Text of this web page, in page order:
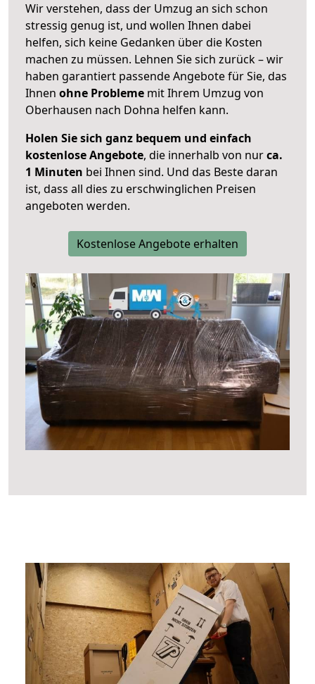
Wir verstehen, dass der Umzug an sich schon
stressig genug ist, und wollen Ihnen dabei
helfen, sich keine Gedanken über die Kosten
machen zu müssen. Lehnen Sie sich zurück – wir
haben garantiert passende Angebote für Sie, das
Ihnen ohne Probleme mit Ihrem Umzug von
Oberhausen nach Dohna helfen kann.
Holen Sie sich ganz bequem und einfach
kostenlose Angebote, die innerhalb von nurca.
1 Minuten bei Ihnen sind. Und das Beste daran
ist, dass all dies zu erschwinglichen Preisen
angeboten werden.
Kostenlose Angebote erhalten